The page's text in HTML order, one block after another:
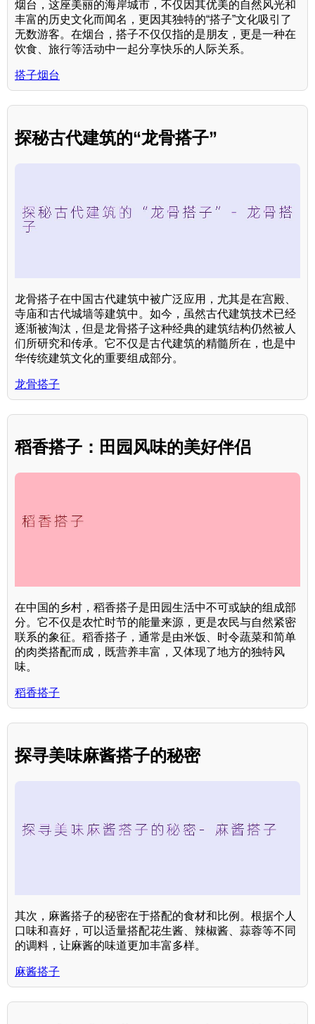
烟台，这座美丽的海岸城市，不仅因其优美的自然风光和
丰富的历史文化而闻名，更因其独特的“搭子”文化吸引了
无数游客。在烟台，搭子不仅仅指的是朋友，更是一种在
饮食、旅行等活动中一起分享快乐的人际关系。
搭子烟台
探秘古代建筑的“龙骨搭子”
龙骨搭子在中国古代建筑中被广泛应用，尤其是在宫殿、
寺庙和古代城墙等建筑中。如今，虽然古代建筑技术已经
逐渐被淘汰，但是龙骨搭子这种经典的建筑结构仍然被人
们所研究和传承。它不仅是古代建筑的精髓所在，也是中
华传统建筑文化的重要组成部分。
龙骨搭子
稻香搭子：田园风味的美好伴侣
在中国的乡村，稻香搭子是田园生活中不可或缺的组成部
分。它不仅是农忙时节的能量来源，更是农民与自然紧密
联系的象征。稻香搭子，通常是由米饭、时令蔬菜和简单
的肉类搭配而成，既营养丰富，又体现了地方的独特风
味。
稻香搭子
探寻美味麻酱搭子的秘密
其次，麻酱搭子的秘密在于搭配的食材和比例。根据个人
口味和喜好，可以适量搭配花生酱、辣椒酱、蒜蓉等不同
的调料，让麻酱的味道更加丰富多样。
麻酱搭子